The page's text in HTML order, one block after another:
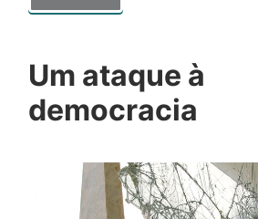
Um ataque à
democracia